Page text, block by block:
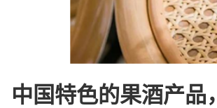
中国特色的果酒产品，